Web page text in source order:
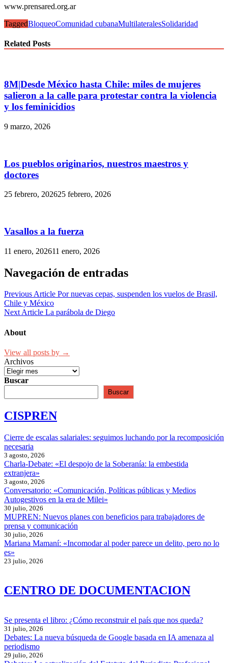
www.prensared.org.ar
TaggedBloqueoComunidad cubanaMultilateralesSolidaridad
Related Posts
8M|Desde México hasta Chile: miles de mujeres
salieron a la calle para protestar contra la violencia
y los feminicidios
9 marzo, 2026
Los pueblos originarios, nuestros maestros y
doctores
25 febrero, 202625 febrero, 2026
Vasallos a la fuerza
11 enero, 202611 enero, 2026
Navegación de entradas
Previous Article Por nuevas cepas, suspenden los vuelos de Brasil,
Chile y México
Next Article La parábola de Diego
About
View all posts by →
Archivos
Buscar
Buscar
CISPREN
Cierre de escalas salariales: seguimos luchando por la recomposición
necesaria
3 agosto, 2026
Charla-Debate: «El despojo de la Soberanía: la embestida
extranjera»
3 agosto, 2026
Conversatorio: «Comunicación, Políticas públicas y Medios
Autogestivos en la era de Milei»
30 julio, 2026
MUPREN: Nuevos planes con beneficios para trabajadores de
prensa y comunicación
30 julio, 2026
Mariana Mamaní: «Incomodar al poder parece un delito, pero no lo
es»
23 julio, 2026
CENTRO DE DOCUMENTACION
Se presenta el libro: ¿Cómo reconstruir el país que nos queda?
31 julio, 2026
Debates: La nueva búsqueda de Google basada en IA amenaza al
periodismo
29 julio, 2026